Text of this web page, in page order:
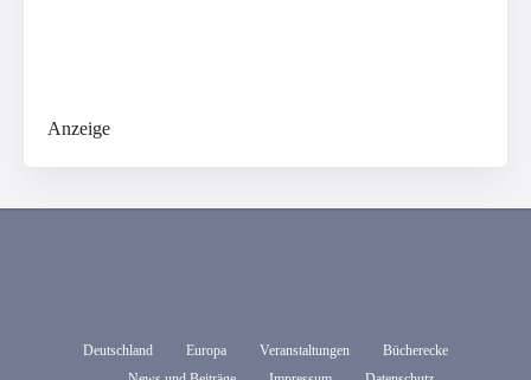
Anzeige
Deutschland Europa Veranstaltungen
Bücherecke